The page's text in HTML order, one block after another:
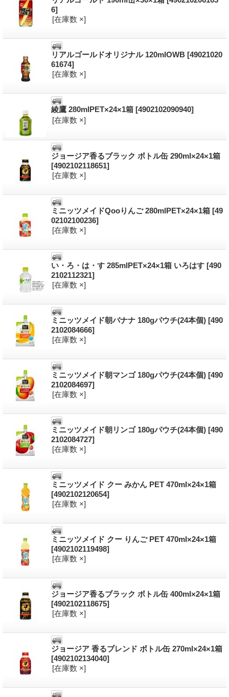
6]
[在庫数 ×]
リアルゴールドオリジナル 120mlOWB [49021020
61674]
[在庫数 ×]
綾鷹 280mlPET×24×1箱 [4902102090940]
[在庫数 ×]
ジョージア香るブラック ボトル缶 290ml×24×1箱
[4902102118651]
[在庫数 ×]
ミニッツメイドQooりんご 280mlPET×24×1箱 [49
02102100236]
[在庫数 ×]
い・ろ・は・す 285mlPET×24×1箱 いろはす [490
2102112321]
[在庫数 ×]
ミニッツメイド朝バナナ 180gパウチ(24本個) [490
2102084666]
[在庫数 ×]
ミニッツメイド朝マンゴ 180gパウチ(24本個) [490
2102084697]
[在庫数 ×]
ミニッツメイド朝リンゴ 180gパウチ(24本個) [490
2102084727]
[在庫数 ×]
ミニッツメイド クー みかん PET 470ml×24×1箱
[4902102120654]
[在庫数 ×]
ミニッツメイド クー りんご PET 470ml×24×1箱
[4902102119498]
[在庫数 ×]
ジョージア香るブラック ボトル缶 400ml×24×1箱
[4902102118675]
[在庫数 ×]
ジョージア 香るブレンド ボトル缶 270ml×24×1箱
[4902102134040]
[在庫数 ×]